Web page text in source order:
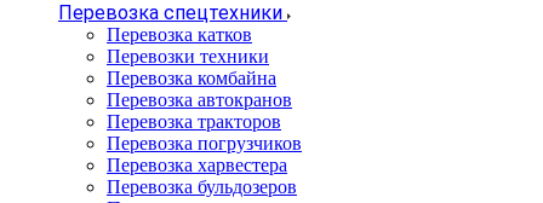
Перевозка спецтехники
Перевозка катков
Перевозки техники
Перевозка комбайна
Перевозка автокранов
Перевозка тракторов
Перевозка погрузчиков
Перевозка харвестера
Перевозка бульдозеров